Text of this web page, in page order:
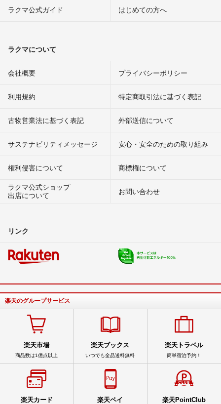
ラクマ公式ガイド はじめての方へ
ラクマについて
会社概要 プライバシーポリシー
利用規約 特定商取引法に基づく表記
古物営業法に基づく表記 外部送信について
サステナビリティメッセージ 安心・安全のための取り組み
権利侵害について
商標権について
ラクマ公式ショップ
出店について
お問い合わせ
リンク
楽天のグループサービス
楽天市場
商品数は1億点以上
楽天ブックス
いつでも全品送料無料
楽天トラベル
簡単宿泊予約！
楽天カード 楽天ペイ 楽天PointClub